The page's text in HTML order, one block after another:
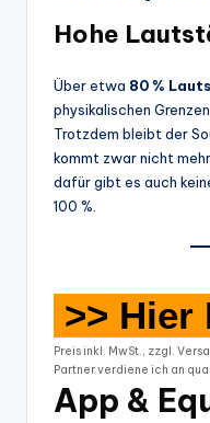
Hohe
Über etwa 80 %
physikalischen
Trotzdem bleibt der
kommt zwar nicht
dafür gibt es auch
100 %.
>> Hier
Preis inkl. MwSt., zzgl.
Partner verdiene ich an
App &